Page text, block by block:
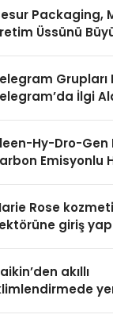
Packaging,
Üssünü
Grupları
İlgi
Hy-Dro-Gen
Emisyonlu
Rose
giriş
akıllı